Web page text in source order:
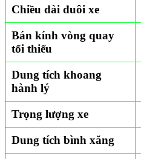
Chiều dài đuôi xe
Bán kính vòng quay
tối thiểu
Dung tích khoang
hành lý
Trọng lượng xe
Dung tích bình xăng